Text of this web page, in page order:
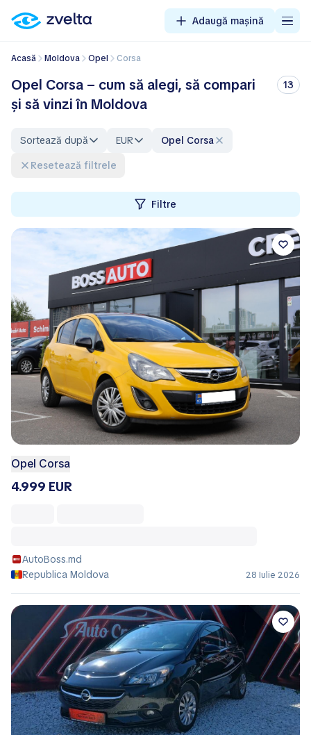
Adaugă mașină
Acasă Moldova Opel Corsa
Opel Corsa – cum să alegi, să compari
și să vinzi în Moldova
13
Sortează după EUR
Opel Corsa
Resetează filtrele
Filtre
Opel Corsa
4.999 EUR
AutoBoss.md
Republica Moldova
28 Iulie 2026